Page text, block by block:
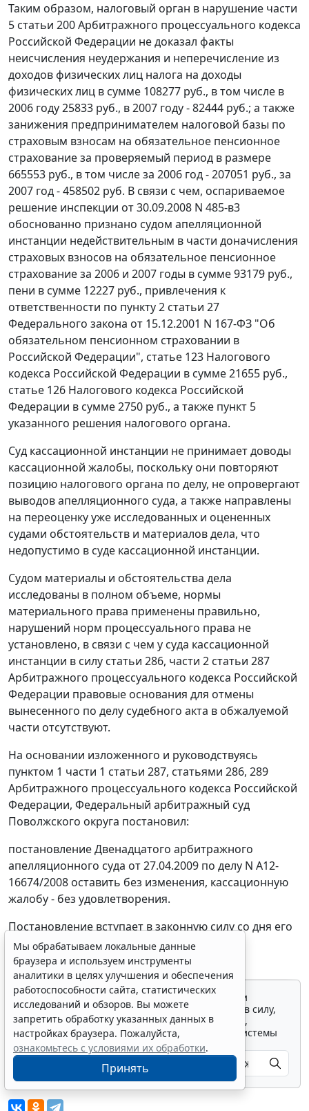
Таким образом, налоговый орган в нарушение части
5 статьи 200Арбитражного процессуального кодекса
Российской Федерации не доказал факты
неисчисления неудержания и неперечисление из
доходов физических лиц налога на доходы
физических лиц в сумме 108277 руб., в том числе в
2006 году 25833 руб., в 2007 году - 82444 руб.; а также
занижения предпринимателем налоговой базы по
страховым взносам на обязательное пенсионное
страхование за проверяемый период в размере
665553 руб., в том числе за 2006 год - 207051 руб., за
2007 год - 458502 руб. В связи с чем, оспариваемое
решение инспекции от 30.09.2008 N 485-в3
обоснованно признано судом апелляционной
инстанции недействительным в части доначисления
страховых взносов на обязательное пенсионное
страхование за 2006 и 2007 годы в сумме 93179 руб.,
пени в сумме 12227 руб., привлечения к
ответственности по пункту 2 статьи 27
Федерального закона от 15.12.2001 N 167-ФЗ "Об
обязательном пенсионном страховании в
Российской Федерации", статье 123 Налогового
кодекса Российской Федерации в сумме 21655 руб.,
статье 126 Налогового кодекса Российской
Федерации в сумме 2750 руб., а также пункт 5
указанного решения налогового органа.
Суд кассационной инстанции не принимает доводы
кассационной жалобы, поскольку они повторяют
позицию налогового органа по делу, не опровергают
выводов апелляционного суда, а также направлены
на переоценку уже исследованных и оцененных
судами обстоятельств и материалов дела, что
недопустимо в суде кассационной инстанции.
Судом материалы и обстоятельства дела
исследованы в полном объеме, нормы
материального права применены правильно,
нарушений норм процессуального права не
установлено, в связи с чем у суда кассационной
инстанции в силу статьи 286, части 2 статьи 287
Арбитражного процессуального кодекса Российской
Федерации правовые основания для отмены
вынесенного по делу судебного акта в обжалуемой
части отсутствуют.
На основании изложенного и руководствуясь
пунктом 1 части 1 статьи 287, статьями 286, 289
Арбитражного процессуального кодекса Российской
Федерации, Федеральный арбитражный суд
Поволжского округа постановил:
постановление Двенадцатого арбитражного
апелляционного суда от 27.04.2009 по делу N А12-
16674/2008 оставить без изменения, кассационную
жалобу - без удовлетворения.
Постановление вступает в законную силу со дня его
принятия.
Для просмотра актуального текста документа и
получения полной информации о вступлении в силу,
изменениях и порядке применения документа,
воспользуйтесь поиском в Интернет-версии системы
ГАРАНТ:
Мы обрабатываем локальные данные
браузера и используем инструменты
аналитики в целях улучшения и обеспечения
работоспособности сайта, статистических
исследований и обзоров. Вы можете
запретить обработку указанных данных в
настройках браузера. Пожалуйста,
ознакомьтесь с условиями их обработки.
Принять